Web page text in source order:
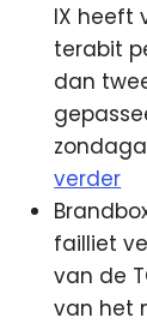
IX heeft
terabit
dan
verder
failliet
van de
van het